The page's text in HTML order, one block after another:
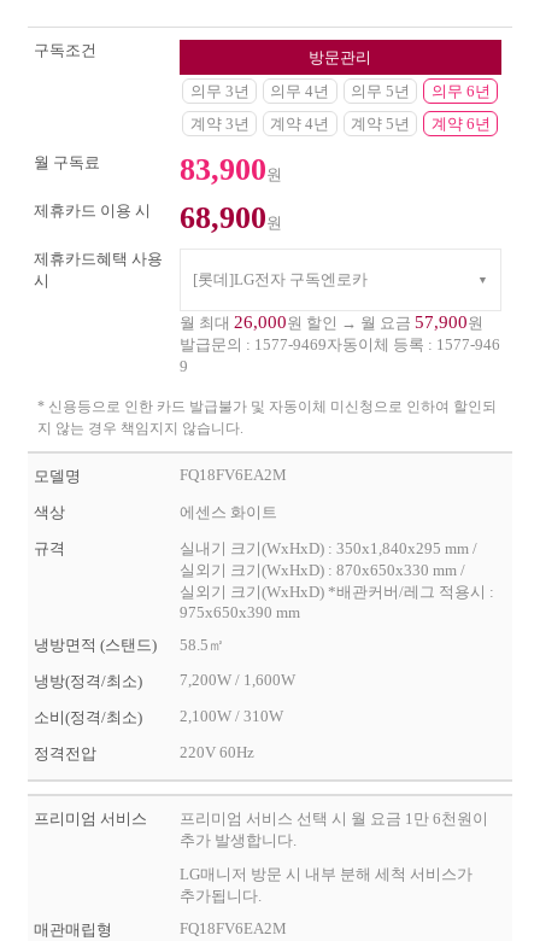
구독조건
방문관리
의무 3년
계약 3년
의무 4년
계약 4년
의무 5년
계약 5년
의무 6년
계약 6년
월 구독료 83,900원
제휴카드 이용 시
68,900원
제휴카드혜택 사용
시
[롯데]LG전자 구독엔로카
월 최대 26,000원 할인 → 월 요금 57,900원
발급문의 : 1577-9469자동이체 등록 : 1577-946
9
* 신용등으로 인한 카드 발급불가 및 자동이체 미신청으로 인하여 할인되
지 않는 경우 책임지지 않습니다.
모델명 FQ18FV6EA2M
색상
에센스 화이트
규격
실내기 크기(WxHxD) : 350x1,840x295 mm /
실외기 크기(WxHxD) : 870x650x330 mm /
실외기 크기(WxHxD) *배관커버/레그 적용시 :
975x650x390 mm
냉방면적 (스탠드)
58.5㎡
냉방(정격/최소)
7,200W / 1,600W
소비(정격/최소) 2,100W / 310W
정격전압 220V 60Hz
프리미엄 서비스
프리미엄 서비스 선택 시 월 요금 1만 6천원이
추가 발생합니다.
LG매니저 방문 시 내부 분해 세척 서비스가
추가됩니다.
매관매립형
FQ18FV6EA2M